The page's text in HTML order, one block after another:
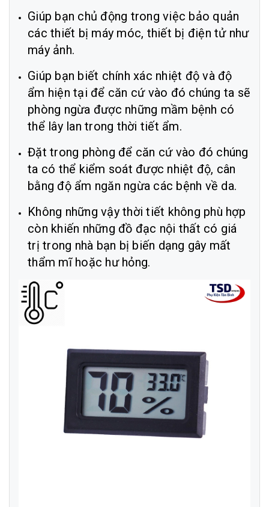
Giúp bạn chủ động trong việc bảo quản
các thiết bị máy móc, thiết bị điện tử như
máy ảnh.
Giúp bạn biết chính xác nhiệt độ và độ
ẩm hiện tại để căn cứ vào đó chúng ta sẽ
phòng ngừa được những mầm bệnh có
thể lây lan trong thời tiết ẩm.
Đặt trong phòng để căn cứ vào đó chúng
ta có thể kiểm soát được nhiệt độ, cân
bằng độ ẩm ngăn ngừa các bệnh về da.
Không những vậy thời tiết không phù hợp
còn khiến những đồ đạc nội thất có giá
trị trong nhà bạn bị biến dạng gây mất
thẩm mĩ hoặc hư hỏng.